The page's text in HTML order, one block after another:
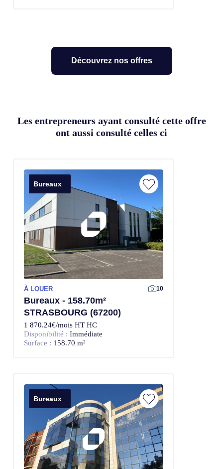
Découvrez nos offres
Les entrepreneurs ayant consulté cette offre
ont aussi consulté celles ci
Bureaux
À LOUER 10
Bureaux - 158.70m²
STRASBOURG (67200)
1 870.24€/mois HT HC
Disponibilité : Immédiate
Surface : 158.70 m²
Bureaux